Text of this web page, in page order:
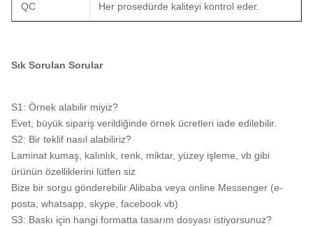
QC Her prosedürde kaliteyi kontrol eder.
Sık Sorulan Sorular
S1: Örnek alabilir miyiz?
Evet, büyük sipariş verildiğinde örnek ücretleri iade edilebilir.
S2: Bir teklif nasıl alabiliriz?
Laminat kumaş, kalınlık, renk, miktar, yüzey işleme, vb gibi
ürünün özelliklerini lütfen siz
Bize bir sorgu gönderebilir Alibaba veya online Messenger (e-
posta, whatsapp, skype, facebook vb)
S3: Baskı için hangi formatta tasarım dosyası istiyorsunuz?